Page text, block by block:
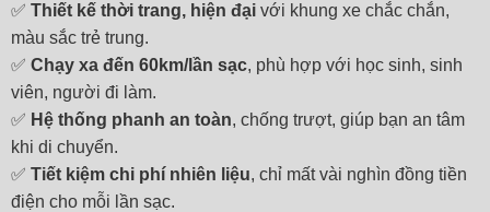
✅ Thiết kế thời trang, hiện đại với khung xe chắc chắn,
màu sắc trẻ trung.
✅ Chạy xa đến 60km/lần sạc, phù hợp với học sinh, sinh
viên, người đi làm.
✅ Hệ thống phanh an toàn, chống trượt, giúp bạn an tâm
khi di chuyển.
✅ Tiết kiệm chi phí nhiên liệu, chỉ mất vài nghìn đồng tiền
điện cho mỗi lần sạc.